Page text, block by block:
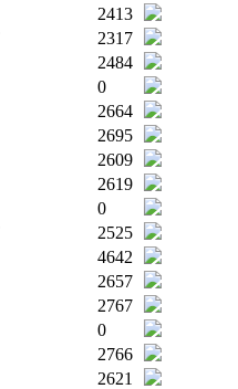
2413
2317
2484
0
2664
2695
2609
2619
0
2525
4642
2657
2767
0
2766
2621